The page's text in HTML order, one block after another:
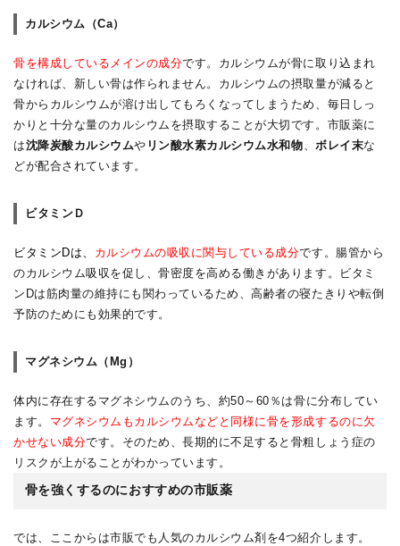
カルシウム（Ca）
骨を構成しているメインの成分です。カルシウムが骨に取り込まれ
なければ、新しい骨は作られません。カルシウムの摂取量が減ると
骨からカルシウムが溶け出してもろくなってしまうため、毎日しっ
かりと十分な量のカルシウムを摂取することが大切です。市販薬に
は沈降炭酸カルシウムや リン酸水素カルシウム水和物 ボレイ末な
どが配合されています。
ビタミンＤ
ビタミンDは、 カルシウムの吸収に関与している成分です。腸管から
のカルシウム吸収を促し、骨密度を高める働きがあります。ビタミ
ンDは筋肉量の維持にも関わっているため、高齢者の寝たきりや転倒
予防のためにも効果的です。
マグネシウム（Mg）
体内に存在するマグネシウムのうち、約50～60％は骨に分布してい
ます。 マグネシウムもカルシウムなどと同様に骨を形成するのに欠
かせない成分です。そのため、長期的に不足すると骨粗しょう症の
リスクが上がることがわかっています。
骨を強くするのにおすすめの市販薬
では、ここからは市販でも人気のカルシウム剤を4つ紹介します。